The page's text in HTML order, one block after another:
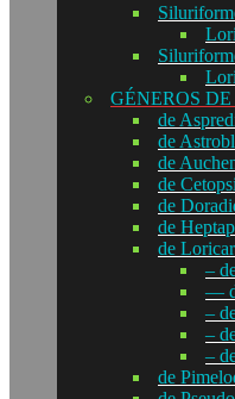
GÉNEROS
de
de
de
de
de
de
de
–
—
–
–
–
de